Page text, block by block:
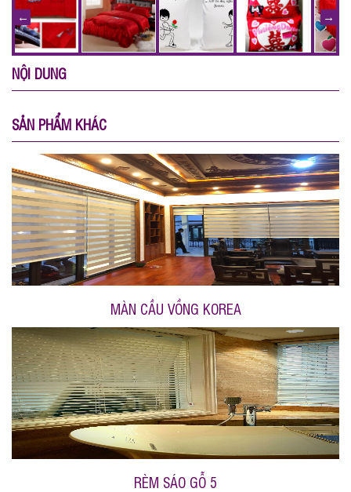
NỘI DUNG
SẢN PHẨM KHÁC
MÀN CẦU VỒNG KOREA
RÈM SÁO GỖ 5